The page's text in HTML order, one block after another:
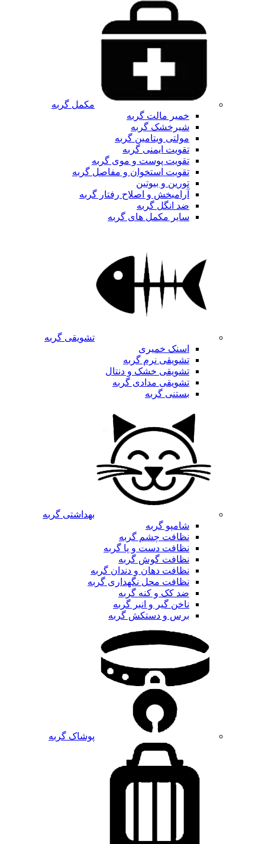
مکمل گربه
خمیر مالت گربه
شیرخشک گربه
مولتی ویتامین گربه
تقویت ایمنی گربه
تقویت پوست و موی گربه
تقویت استخوان و مفاصل گربه
تورین و بیوتین
آرامبخش و اصلاح رفتار گربه
ضد انگل گربه
سایر مکمل های گربه
تشویقی گربه
اسنک خمیری
تشویقی نرم گربه
تشویقی خشک و دنتال
تشویقی مدادی گربه
بستنی گربه
بهداشتی گربه
شامپو گربه
نظافت چشم گربه
نظافت دست و پا گربه
نظافت گوش گربه
نظافت دهان و دندان گربه
نظافت محل نگهداری گربه
ضد کک و کنه گربه
ناخن گیر و انبر گربه
برس و دستکش گربه
پوشاک گربه